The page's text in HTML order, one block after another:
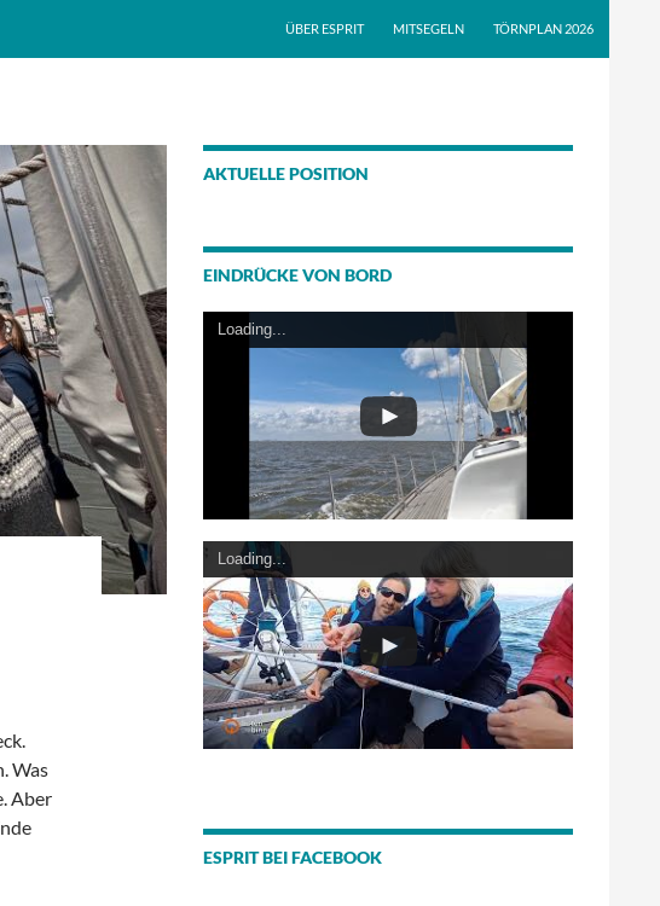
ÜBER ESPRIT MITSEGELN TÖRNPLAN 2026
Was
Aber
AKTUELLE POSITION
EINDRÜCKE VON BORD
Loading...
Loading...
ESPRIT BEI FACEBOOK